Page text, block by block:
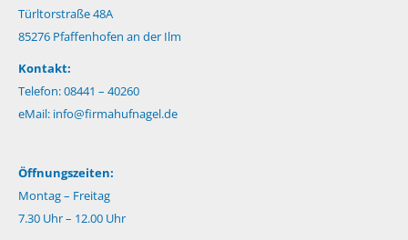
Türltorstraße 48A
85276 Pfaffenhofen an der Ilm
Kontakt:
Telefon: 08441 – 40260
eMail: info@firmahufnagel.de
Öffnungszeiten:
Montag – Freitag
7.30 Uhr – 12.00 Uhr